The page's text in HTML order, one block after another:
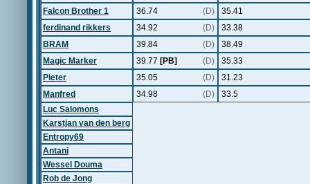
Falcon Brother 1
36.74 (D)
35.41
ferdinand rikkers
34.92 (D)
33.38
BRAM
39.84 (D)
38.49
Magic Marker
39.77 [PB] (D)
35.33
Pieter
35.05 (D)
31.23
Manfred
34.98 (D)
33.5
Luc Salomons
Karstjan van den berg
Entropy69
Antani
Wessel Douma
Rob de Jong